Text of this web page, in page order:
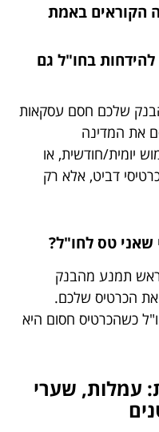
הקוראים באמת
להידחות בחו"ל גם
שלכם חסם עסקאות
את המדינה
יומית/חודשית, או
דביט, אלא רק
שאני טס לחו"ל?
תמנע מהבנק
הכרטיס שלכם.
כשהכרטיס חסום היא
עמלות, שערי